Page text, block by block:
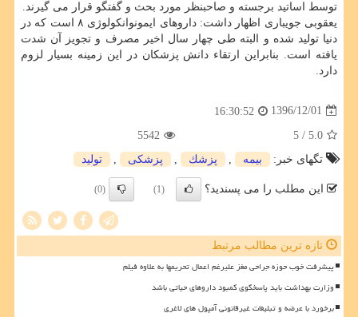
توسط اساتید برجسته و صاحبنظر مورد بحث و گفتگو قرار می گیرند.
یعقوبی جویباری اظهار داشت: داروهای ایمونوانكولوژی ۸ است كه در
دنیا تولید شده و البته طی چهار سال اخیر مصرف و تجویز آن شدت
یافته است. بنابراین ارتقاء دانش پزشكان در این زمینه بسیار لزوم
دارد.
1396/12/01
16:30:52
5.0
/ 5
5542
تگهای خبر:
بیمه پزشك پزشكی تولید
این مطلب را می پسندید؟ (1)
(0)
تازه ترین مطالب مرتبط
پیشرفت خوب حوزه جراحی مغز علیرغم اعمال تحریمها به علاوه فیلم
وزارت بهداشت باید پاسخگوی کمبود داروهای حیاتی باشد
برخورد با عرضه و تبلیغات غیرقانونی آمپول های لاغری